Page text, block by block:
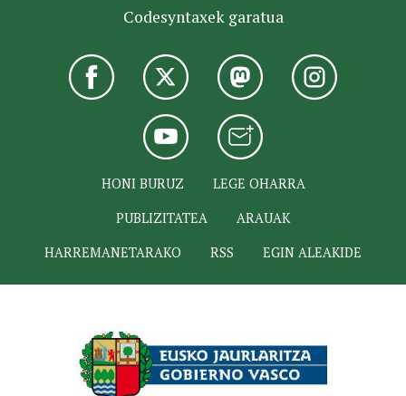
Codesyntaxek garatua
HONI BURUZ
LEGE OHARRA
PUBLIZITATEA
ARAUAK
HARREMANETARAKO
RSS EGIN ALEAKIDE